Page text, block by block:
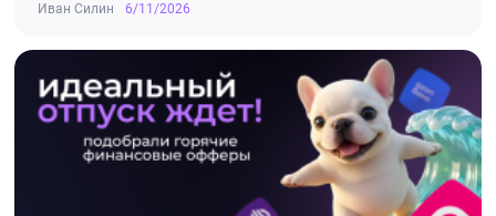
Иван Силин 6/11/2026